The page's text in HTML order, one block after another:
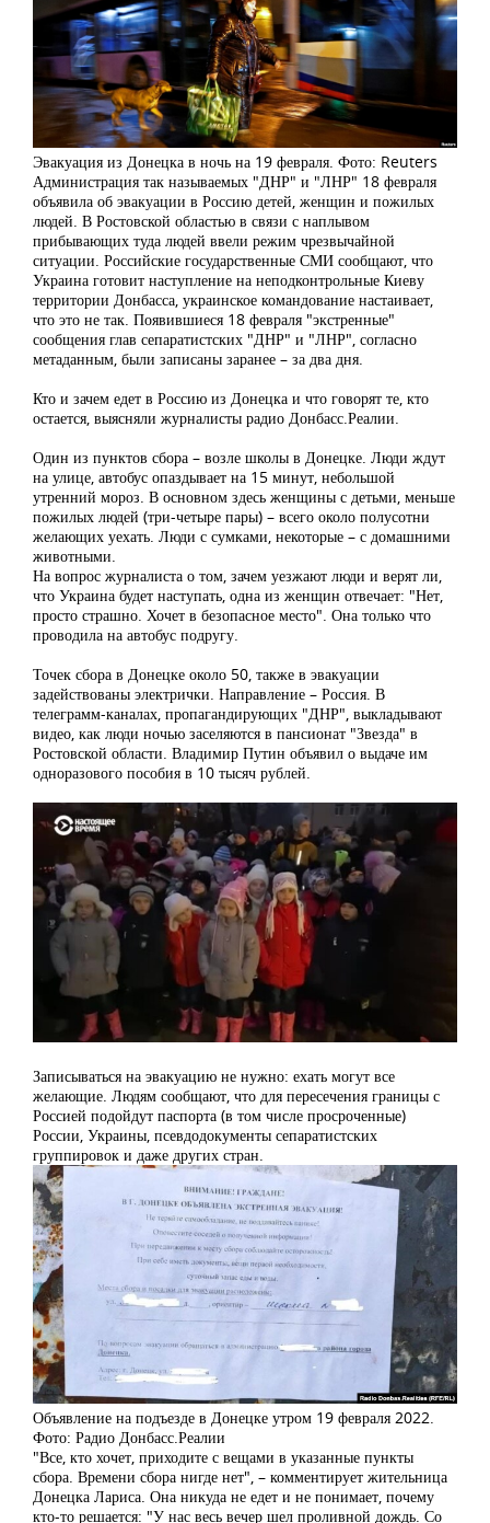
Эвакуация из Донецка в ночь на 19 февраля. Фото: Reuters
Администрация так называемых "ДНР" и "ЛНР" 18 февраля
объявила об эвакуации в Россию детей, женщин и пожилых
людей. В Ростовской областью в связи с наплывом
прибывающих туда людей ввели режим чрезвычайной
ситуации. Российские государственные СМИ сообщают, что
Украина готовит наступление на неподконтрольные Киеву
территории Донбасса, украинское командование настаивает,
что это не так. Появившиеся 18 февраля "экстренные"
сообщения глав сепаратистских "ДНР" и "ЛНР", согласно
метаданным, были записаны заранее – за два дня.
Кто и зачем едет в Россию из Донецка и что говорят те, кто
остается, выясняли журналисты радио Донбасс.Реалии.
Один из пунктов сбора – возле школы в Донецке. Люди ждут
на улице, автобус опаздывает на 15 минут, небольшой
утренний мороз. В основном здесь женщины с детьми, меньше
пожилых людей (три-четыре пары) – всего около полусотни
желающих уехать. Люди с сумками, некоторые – с домашними
животными.
На вопрос журналиста о том, зачем уезжают люди и верят ли,
что Украина будет наступать, одна из женщин отвечает: "Нет,
просто страшно. Хочет в безопасное место". Она только что
проводила на автобус подругу.
Точек сбора в Донецке около 50, также в эвакуации
задействованы электрички. Направление – Россия. В
телеграмм-каналах, пропагандирующих "ДНР", выкладывают
видео, как люди ночью заселяются в пансионат "Звезда" в
Ростовской области. Владимир Путин объявил о выдаче им
одноразового пособия в 10 тысяч рублей.
Записываться на эвакуацию не нужно: ехать могут все
желающие. Людям сообщают, что для пересечения границы с
Россией подойдут паспорта (в том числе просроченные)
России, Украины, псевдодокументы сепаратистских
группировок и даже других стран.
Объявление на подъезде в Донецке утром 19 февраля 2022.
Фото: Радио Донбасс.Реалии
"Все, кто хочет, приходите с вещами в указанные пункты
сбора. Времени сбора нигде нет", – комментирует жительница
Донецка Лариса. Она никуда не едет и не понимает, почему
кто-то решается: "У нас весь вечер шел проливной дождь. Со